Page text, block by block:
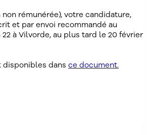
rémunérée), votre candidature,
et par envoi recommandé au
à Vilvorde, au plus tard le 20 février
disponibles dans ce document.